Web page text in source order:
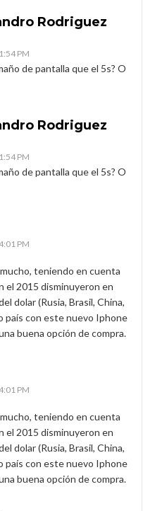
Rodriguez
PM
de pantalla que el 5s? O
Rodriguez
PM
de pantalla que el 5s? O
PM
teniendo en cuenta
el 2015 disminuyeron en
dolar (Rusia, Brasil, China,
país con este nuevo Iphone
buena opción de compra.
PM
teniendo en cuenta
el 2015 disminuyeron en
dolar (Rusia, Brasil, China,
país con este nuevo Iphone
buena opción de compra.